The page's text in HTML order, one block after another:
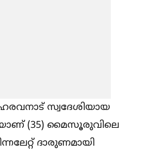
സ്വദേശിയായ
(35) മൈസൂരുവിലെ
ദാരുണമായി